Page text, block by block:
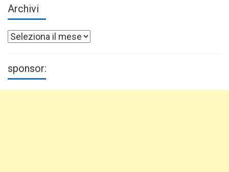
Archivi
Archivi
sponsor: